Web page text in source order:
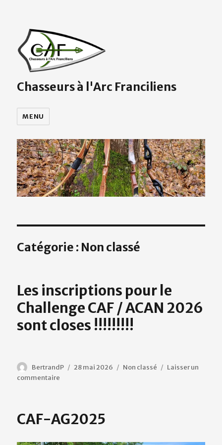
Chasseurs à l'Arc Franciliens
MENU
Catégorie : Non classé
Les inscriptions pour le
Challenge CAF / ACAN 2026
sont closes !!!!!!!!!
Auteur
BertrandP
Publié
28 mai 2026 Catégories
Non classé
Laisser un
commentaire
le
CAF-AG2025